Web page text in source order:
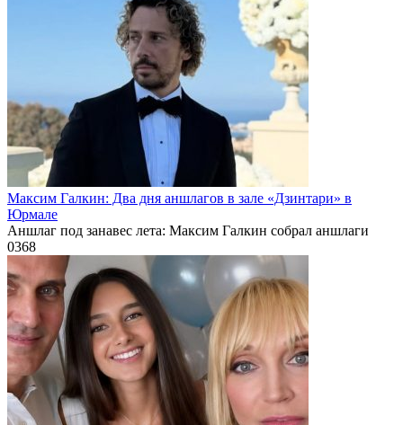
Максим Галкин: Два дня аншлагов в зале «Дзинтари» в
Юрмале
Аншлаг под занавес лета: Максим Галкин собрал аншлаги
0368